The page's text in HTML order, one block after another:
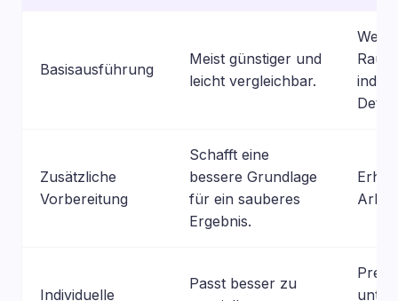
Basisausführung
Meist günstiger und
leicht vergleichbar.
Zusätzliche
Vorbereitung
Schafft eine
bessere Grundlage
für ein sauberes
Ergebnis.
Individuelle
Passt besser zu
Preise